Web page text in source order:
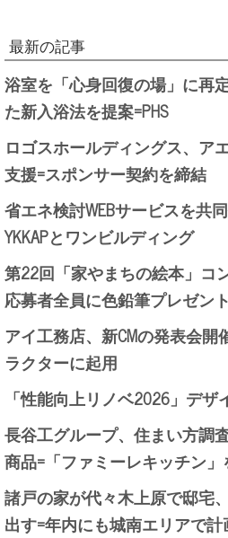
最新の記事
浴室を「心身回復の場」に再
た新入浴法を提案=PHS
ロゴスホールディングス、ア
支援=スポンサー契約を締結
省エネ検討WEBサービスを共
YKKAPとワンビルディング
第22回「家やまちの絵本」コ
応募者全員に色鉛筆プレゼント
アイ工務店、新CMの発表会開
ラクターに起用
「性能向上リノベ2026」デザ
長谷工グループ、住まい方調
商品=「ファミーレキッチン
諸戸の家が代々木上原で邸宅
出す=年内にも城南エリアで計